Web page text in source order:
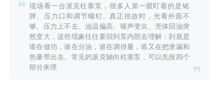
现场看一台派克柱塞泵，很多人第一眼盯着的是铭
牌、压力口和调节螺钉。真正排故时，光看外面不
够。压力上不去、油温偏高、噪声变尖、壳体回油突
然变大，这些现象往往要回到泵内部去理解：到底是
谁在做功，谁在分油，谁在调排量，谁又在把泄漏和
热量带出去。常见的派克轴向柱塞泵，可以先按四个
部分来理